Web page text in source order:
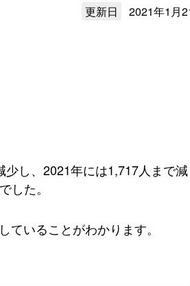
更新日 2021年1月
し、2021年には1,717人まで減
した。
いることがわかります。